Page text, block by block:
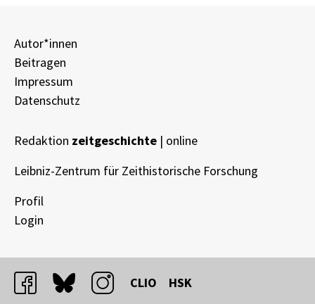
Autor*innen
Beitragen
Impressum
Datenschutz
Redaktion zeitgeschichte | online
Leibniz-Zentrum für Zeithistorische Forschung
Profil
Login
facebookbluesky instagram
CLIO HSK